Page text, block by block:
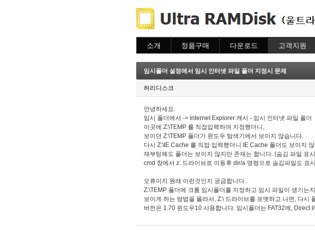
소개 정품구매
주문조회
이용안내
다운로드 고객지원
자주묻는질문
질문하기
임시폴더 설정에서 임시 인터넷 파일 폴더 지정시 문제
허리디스크
안녕하세요.
임시 폴더에서 -> Internet Explorer 캐시 - 임시 인터넷 파일 폴더
이곳에 Z:\TEMP 를 직접입력하여 지정했더니,
보이던 Z:\TEMP 폴더가 윈도우 탐색기에서 보이지 않습니다.
다시 Z:\IE Cache 를 직접 입력했더니 IE Cache 폴더도 보이지
재부팅해도 폴더는 보이지 않지만 존재는 합니다. (숨김 파일 표
cmd 창에서 z: 드라이브로 이동후 dir/a 명령으로 숨김파일도 표
오류이지 원래 이런것인지 궁금합니다..
Z:\TEMP 폴더에 크롬 임시폴더를 지정하고 임시 파일이 생기는
보이게 하는 방법을 몰라서, Z:\ 드라이브를 포맷하고 나면, 다시
버전은 1.70 윈도우10 사용합니다. 임시폴더는 FAT32에, Direct